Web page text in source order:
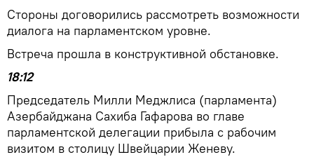
Стороны договорились рассмотреть возможности
диалога на парламентском уровне.
Встреча прошла в конструктивной обстановке.
18:12
Председатель Милли Меджлиса (парламента)
Азербайджана Сахиба Гафарова во главе
парламентской делегации прибыла с рабочим
визитом в столицу Швейцарии Женеву.